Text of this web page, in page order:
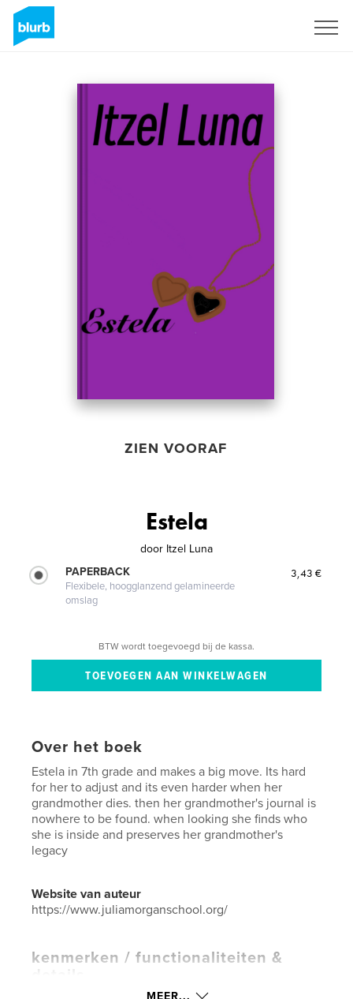
ZIEN VOORAF
Estela
door Itzel Luna
PAPERBACK
Flexibele, hoogglanzend gelamineerde
omslag
3,43 €
BTW wordt toegevoegd bij de kassa.
Over het boek
Estela in 7th grade and makes a big move. Its hard
for her to adjust and its even harder when her
grandmother dies. then her grandmother's journal is
nowhere to be found. when looking she finds who
she is inside and preserves her grandmother's
legacy
Website van auteur
https://www.juliamorganschool.org/
kenmerken / functionaliteiten &
MEER...